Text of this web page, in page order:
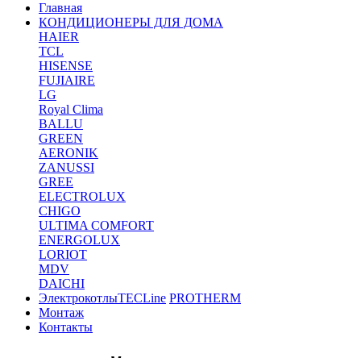
Главная
КОНДИЦИОНЕРЫ ДЛЯ ДОМА
HAIER
TCL
HISENSE
FUJIAIRE
LG
Royal Clima
BALLU
GREEN
AERONIK
ZANUSSI
GREE
ELECTROLUX
CHIGO
ULTIMA COMFORT
ENERGOLUX
LORIOT
MDV
DAICHI
ЭлектрокотлыTECLine PROTHERM
Монтаж
Контакты